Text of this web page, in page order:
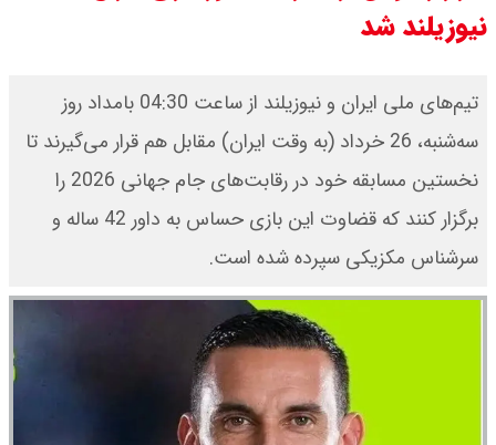
شنبه ۱۷ مرداد ۱۴۰۵ / قیمت دنا چند ؟
+ جدول
ثبت نام سایپا از امروز ۱۷ مرداد ۱۴۰۵
آغاز شد / خرید کوییک با پیش
پرداخت ۵۰۰ میلیون تومان + لینک
۱۴۰۵ / شاخص افزایشی شد + تحلیل
نیوزیلند شد
تیم‌های ملی ایران و نیوزیلند از ساعت 04:30 بامداد روز
سه‌شنبه، 26 خرداد (به وقت ایران) مقابل هم قرار می‌گیرند تا
نخستین مسابقه خود در رقابت‌های جام جهانی 2026 را
برگزار کنند که قضاوت این بازی حساس به داور 42 ساله و
سرشناس مکزیکی سپرده شده است.